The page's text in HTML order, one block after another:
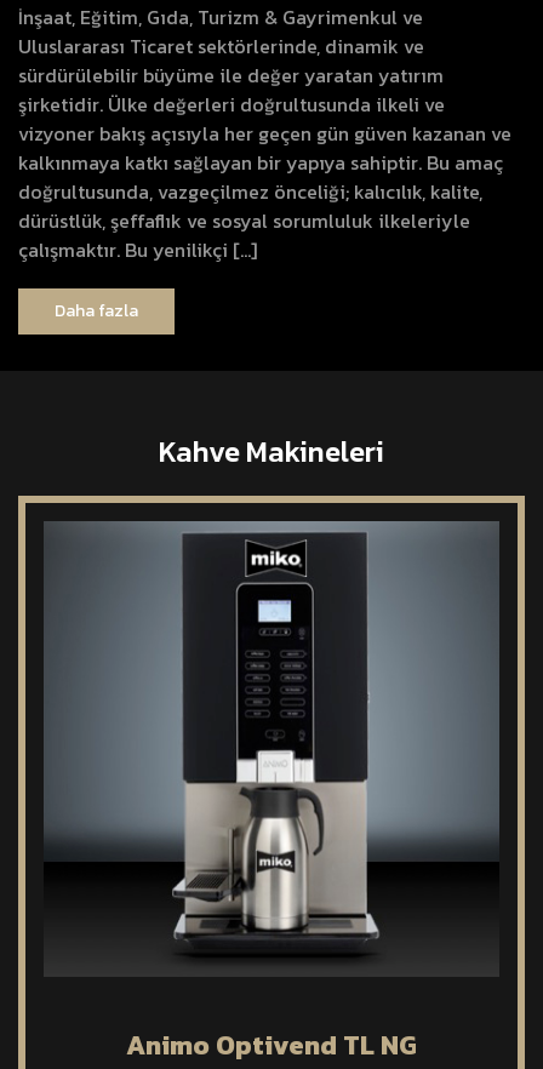
İnşaat, Eğitim, Gıda, Turizm & Gayrimenkul ve
Uluslararası Ticaret sektörlerinde, dinamik ve
sürdürülebilir büyüme ile değer yaratan yatırım
şirketidir. Ülke değerleri doğrultusunda ilkeli ve
vizyoner bakış açısıyla her geçen gün güven kazanan ve
kalkınmaya katkı sağlayan bir yapıya sahiptir. Bu amaç
doğrultusunda, vazgeçilmez önceliği; kalıcılık, kalite,
dürüstlük, şeffaflık ve sosyal sorumluluk ilkeleriyle
çalışmaktır. Bu yenilikçi […]
Daha fazla
Kahve Makineleri
Animo Optivend TL NG